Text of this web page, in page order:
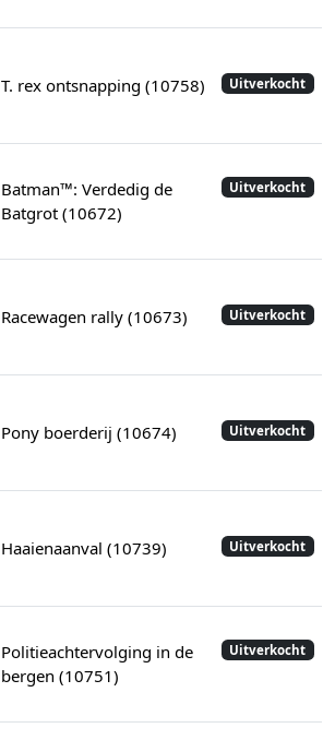
Uitverkocht
T. rex ontsnapping (10758)
Uitverkocht
Batman™: Verdedig de
Batgrot (10672)
Uitverkocht
Racewagen rally (10673)
Uitverkocht
Pony boerderij (10674)
Uitverkocht
Haaienaanval (10739)
Uitverkocht
Politieachtervolging in de
bergen (10751)